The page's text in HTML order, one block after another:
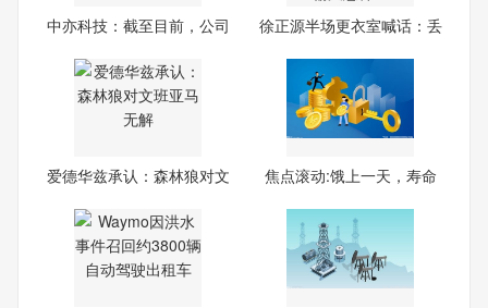
中亦科技：截至目前，公司
徐正源半场更衣室喊话：丢
爱德华兹承认：森林狼对文
焦点滚动:饿上一天，寿命